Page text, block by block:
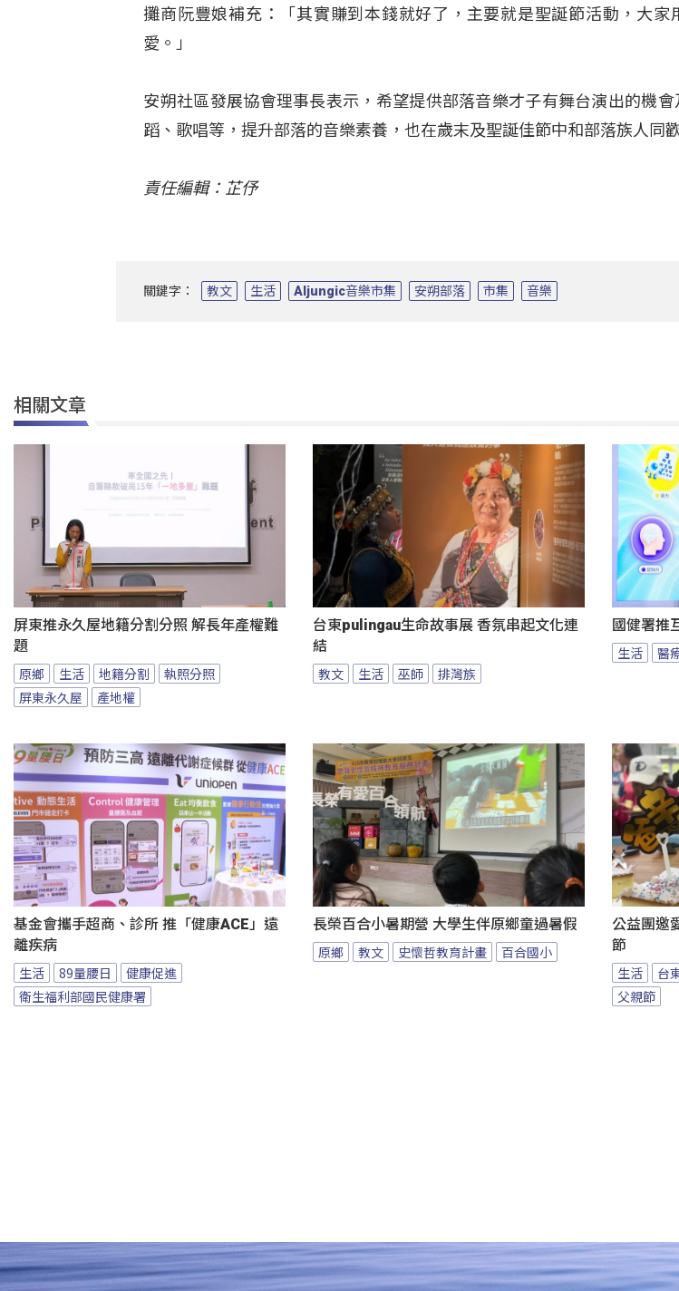
攤商阮豐娘補充：「其實賺到本錢就好了，主要就是聖誕節活動，大家
愛。」
安朔社區發展協會理事長表示，希望提供部落音樂才子有舞台演出的機
蹈、歌唱等，提升部落的音樂素養，也在歲末及聖誕佳節中和部落族人同
責任編輯：芷伃
關鍵字： 教文 生活 Aljungic音樂市集 安朔部落 市集 音樂
相關文章
屏東推永久屋地籍分割分照 解長年產權難
題
原鄉 生活 地籍分割
執照分照
屏東永久屋
產地權
台東pulingau生命故事展 香氛串起文化連
結
教文 生活 巫師 排灣族
國健署推
生活 醫
基金會攜手超商、診所 推「健康ACE」遠
離疾病
生活 89量腰日
健康促進
衛生福利部國民健康署
長榮百合小暑期營 大學生伴原鄉童過暑假
原鄉 教文 史懷哲教育計畫 百合國小
公益團邀
節
生活 台
父親節